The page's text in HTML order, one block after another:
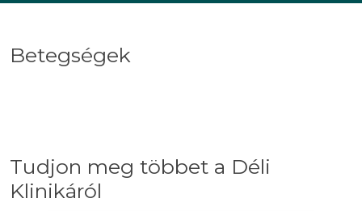
Betegségek
Tudjon meg többet a Déli
Klinikáról